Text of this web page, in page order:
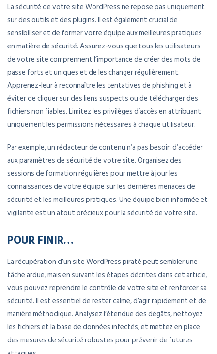
La sécurité de votre site WordPress ne repose pas uniquement
sur des outils et des plugins. Il est également crucial de
sensibiliser et de former votre équipe aux meilleures pratiques
en matière de sécurité. Assurez-vous que tous les utilisateurs
de votre site comprennent l’importance de créer des mots de
passe forts et uniques et de les changer régulièrement.
Apprenez-leur à reconnaître les tentatives de phishing et à
éviter de cliquer sur des liens suspects ou de télécharger des
fichiers non fiables. Limitez les privilèges d’accès en attribuant
uniquement les permissions nécessaires à chaque utilisateur.
Par exemple, un rédacteur de contenu n’a pas besoin d’accéder
aux paramètres de sécurité de votre site. Organisez des
sessions de formation régulières pour mettre à jour les
connaissances de votre équipe sur les dernières menaces de
sécurité et les meilleures pratiques. Une équipe bien informée et
vigilante est un atout précieux pour la sécurité de votre site.
POUR FINIR…
La récupération d’un site WordPress piraté peut sembler une
tâche ardue, mais en suivant les étapes décrites dans cet article,
vous pouvez reprendre le contrôle de votre site et renforcer sa
sécurité. Il est essentiel de rester calme, d’agir rapidement et de
manière méthodique. Analysez l’étendue des dégâts, nettoyez
les fichiers et la base de données infectés, et mettez en place
des mesures de sécurité robustes pour prévenir de futures